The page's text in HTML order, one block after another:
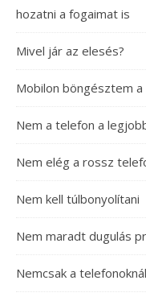
hozatni a fogaimat is
Mivel jár az elesés?
Mobilon böngésztem
Nem a telefon a
Nem elég a rossz
Nem kell túlbonyolítani
Nem maradt dugulás
Nemcsak a